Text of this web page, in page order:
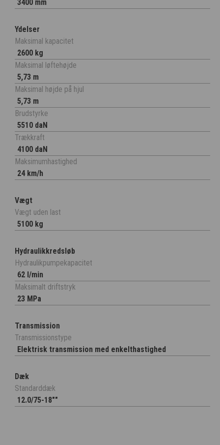
3400 mm
Ydelser
Maksimal kapacitet
2600 kg
Maksimal løftehøjde
5,73 m
Maksimal højde på hjul
5,73 m
Brudstyrke
5510 daN
Trækkraft
4100 daN
Maksimumhastighed
24 km/h
Vægt
Vægt uden last
5100 kg
Hydraulikkredsløb
Hydraulikpumpekapacitet
62 l/min
Maksimalt driftstryk
23 MPa
Transmission
Transmissionstype
Elektrisk transmission med enkelthastighed
Dæk
Standarddæk
12.0/75-18""